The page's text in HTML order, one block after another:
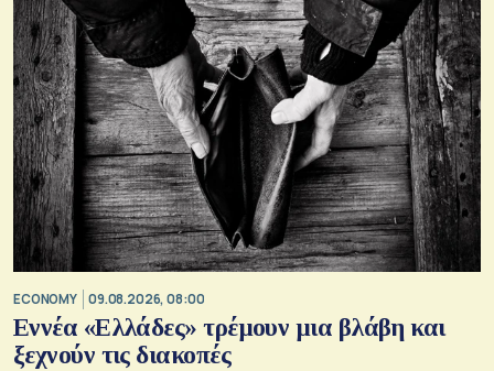
ECONOMY 09.08.2026, 08:00
Εννέα «Ελλάδες» τρέμουν μια βλάβη και
ξεχνούν τις διακοπές